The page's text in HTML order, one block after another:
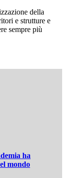
della
e strutture e
sempre più
ha
mondo